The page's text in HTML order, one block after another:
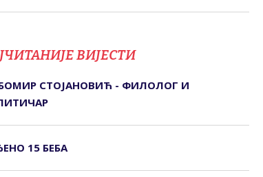
ВИЈЕСТИ
СТОЈАНОВИЋ - ФИЛОЛОГ И
15 БЕБА